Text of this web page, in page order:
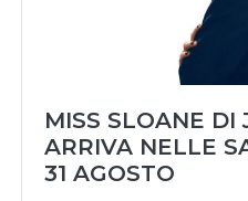
MISS SLOANE DI
ARRIVA NELLE
31 AGOSTO